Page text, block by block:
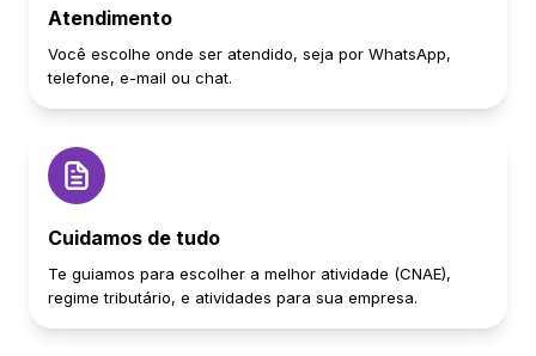
Atendimento
Você escolhe onde ser atendido, seja por WhatsApp,
telefone, e-mail ou chat.
Cuidamos de tudo
Te guiamos para escolher a melhor atividade (CNAE),
regime tributário, e atividades para sua empresa.